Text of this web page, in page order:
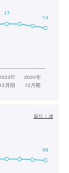
単位： 歳